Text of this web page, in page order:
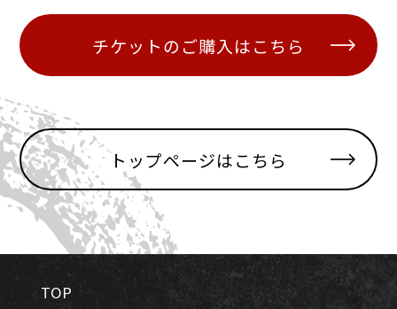
チケットのご購入はこちら
トップページはこちら
TOP